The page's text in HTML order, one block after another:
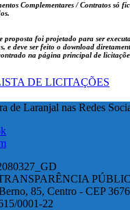
Complementares / Contratos só
proposta foi projetado para ser
e deve ser feito o download
na página principal de
DE LICITAÇÕES
de Laranjal nas Redes
85, Centro - CEP
0001-22